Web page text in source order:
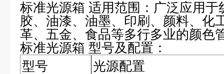
标准光源箱 适用范围： 广泛应用于
胶、油漆、油墨、印刷、颜料、化
革、五金、食品等多行多业的颜色
标准光源箱 型号及配置：
型号
光源配置